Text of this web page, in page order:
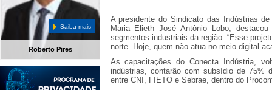
Roberto Pires
Saiba mais
A presidente do Sindicato das Indústrias
Maria Elieth José Antônio Lobo,
segmentos industriais da região. “Esse
norte. Hoje, quem não atua no meio digital
As capacitações do Conecta Indústria,
indústrias, contarão com subsídio de 75%
entre CNI, FIETO e Sebrae, dentro do